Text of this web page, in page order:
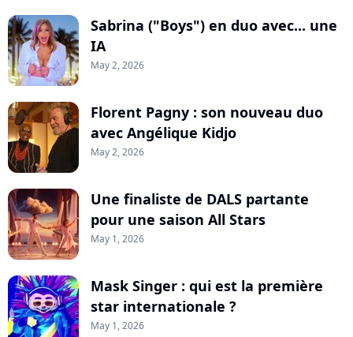
Sabrina ("Boys") en duo avec... une
IA
May 2, 2026
Florent Pagny : son nouveau duo
avec Angélique Kidjo
May 2, 2026
Une finaliste de DALS partante
pour une saison All Stars
May 1, 2026
Mask Singer : qui est la première
star internationale ?
May 1, 2026